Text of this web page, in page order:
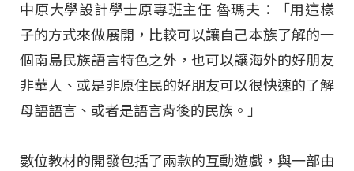
中原大學設計學士原專班主任 魯瑪夫：「用這樣
子的方式來做展開，比較可以讓自己本族了解的一
個南島民族語言特色之外，也可以讓海外的好朋友
非華人、或是非原住民的好朋友可以很快速的了解
母語語言、或者是語言背後的民族。」
數位教材的開發包括了兩款的互動遊戲，與一部由